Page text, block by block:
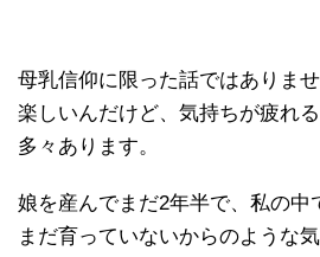
母乳信仰に限った話ではありま
楽しいんだけど、気持ちが疲れ
多々あります。
娘を産んでまだ2年半で、私の中
まだ育っていないからのような